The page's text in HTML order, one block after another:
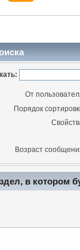
От
Порядок
Возраст
в котором